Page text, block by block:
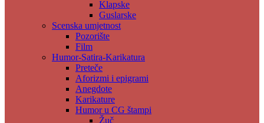
Klapske
Guslarske
Scenska umjetnost
Pozorište
Film
Humor-Satira-Karikatura
Preteče
Aforizmi i epigrami
Anegdote
Karikature
Humor u CG štampi
Žuč